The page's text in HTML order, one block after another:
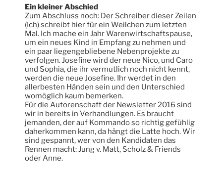
Ein kleiner Abschied
Zum Abschluss noch: Der Schreiber dieser Zeilen
(Ich) schreibt hier für ein Weilchen zum letzten
Mal. Ich mache ein Jahr Warenwirtschaftspause,
um ein neues Kind in Empfang zu nehmen und
ein paar liegengebliebene Nebenprojekte zu
verfolgen. Josefine wird der neue Nico, und Caro
und Sophia, die ihr vermutlich noch nicht kennt,
werden die neue Josefine. Ihr werdet in den
allerbesten Händen sein und den Unterschied
womöglich kaum bemerken.
Für die Autorenschaft der Newsletter 2016 sind
wir in bereits in Verhandlungen. Es braucht
jemanden, der auf Kommando so richtig gefühlig
daherkommen kann, da hängt die Latte hoch. Wir
sind gespannt, wer von den Kandidaten das
Rennen macht: Jung v. Matt, Scholz & Friends
oder Anne.